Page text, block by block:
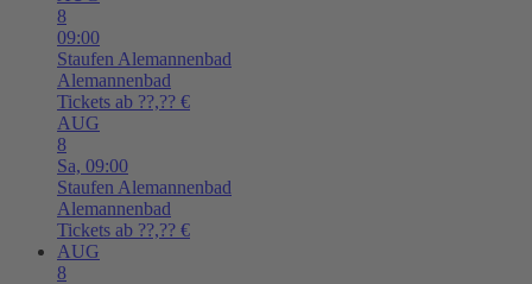
8
09:00
Staufen Alemannenbad
Alemannenbad
Tickets ab ??,?? €
AUG
8
Sa, 09:00
Staufen Alemannenbad
Alemannenbad
Tickets ab ??,?? €
AUG
8